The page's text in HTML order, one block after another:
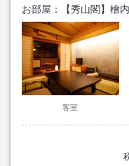
お部屋： 【秀山閣】檜
客室